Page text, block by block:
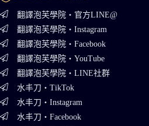
翻譯泡芙學院・官方LINE@
翻譯泡芙學院・Instagram
翻譯泡芙學院・Facebook
翻譯泡芙學院・YouTube
翻譯泡芙學院・LINE社群
水丰刀・TikTok
水丰刀・Instagram
水丰刀・Facebook